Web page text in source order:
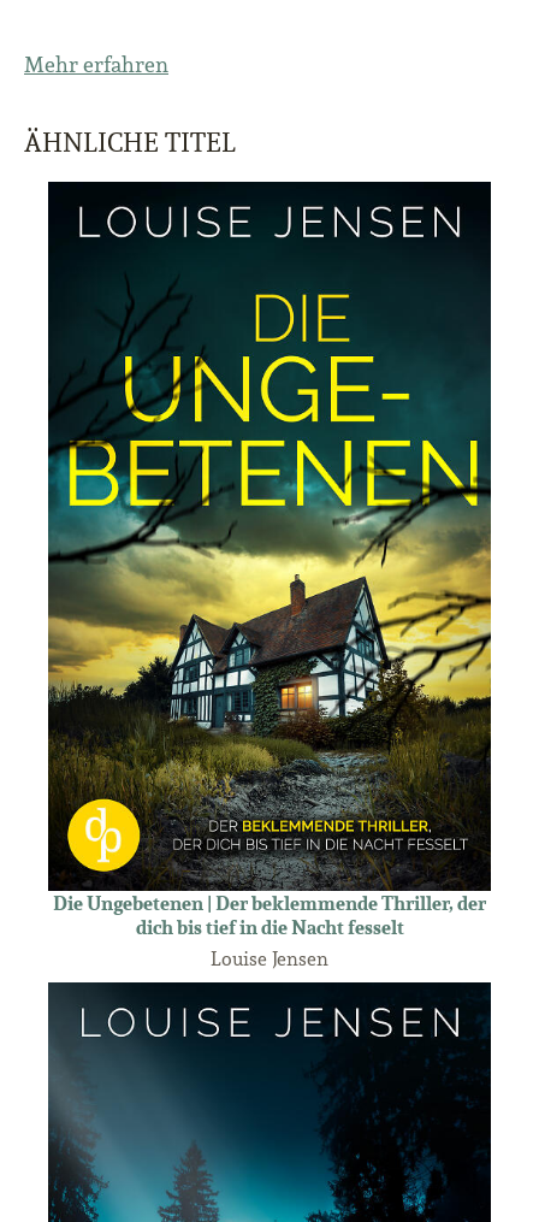
Mehr erfahren
ÄHNLICHE TITEL
Die Ungebetenen | Der beklemmende Thriller, der
dich bis tief in die Nacht fesselt
Louise Jensen